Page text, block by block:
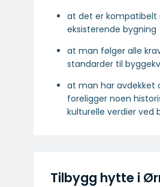
at det er kompatibelt
eksisterende bygning
at man følger alle
standarder til
at man har avdekket
foreligger noen
kulturelle verdier ved
Tilbygg hytte i